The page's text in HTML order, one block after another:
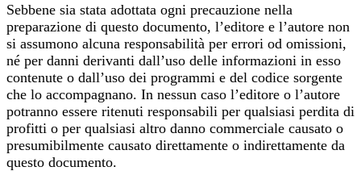
Sebbene sia stata adottata ogni precauzione nella
preparazione di questo documento, l’editore e l’autore non
si assumono alcuna responsabilità per errori od omissioni,
né per danni derivanti dall’uso delle informazioni in esso
contenute o dall’uso dei programmi e del codice sorgente
che lo accompagnano. In nessun caso l’editore o l’autore
potranno essere ritenuti responsabili per qualsiasi perdita di
profitti o per qualsiasi altro danno commerciale causato o
presumibilmente causato direttamente o indirettamente da
questo documento.